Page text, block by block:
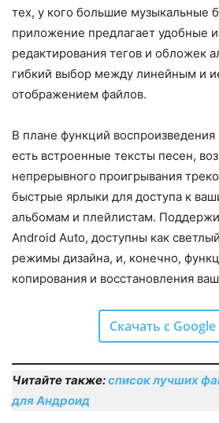
тех, у кого большие музыкальные
приложение предлагает удобные
редактирования тегов и обложек
гибкий выбор между линейным и
отображением файлов.
В плане функций
есть встроенные тексты песен,
непрерывного проигрывания
быстрые ярлыки для доступа к
альбомам и плейлистам.
Android Auto, доступны как
режимы дизайна, и, конечно,
копирования и восстановления
Скачать с Google
Читайте также:список лучших
для Андроид